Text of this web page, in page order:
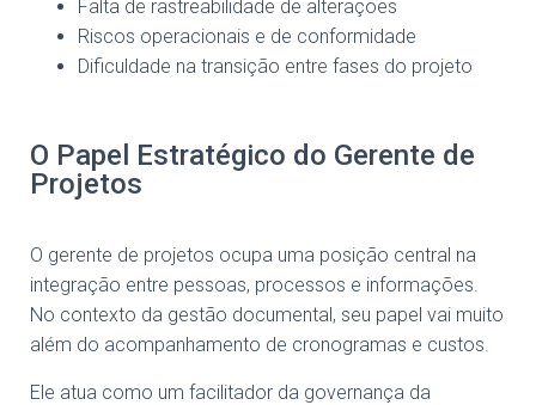
Falta de rastreabilidade de alterações
Riscos operacionais e de conformidade
Dificuldade na transição entre fases do projeto
O Papel Estratégico do Gerente de
Projetos
O gerente de projetos ocupa uma posição central na
integração entre pessoas, processos e informações.
No contexto da gestão documental, seu papel vai muito
além do acompanhamento de cronogramas e custos.
Ele atua como um facilitador da governança da